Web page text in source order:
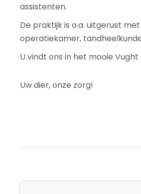
assistenten.
De praktijk is o.a. uitgerust
operatiekamer,
U vindt ons in het mooie
Uw dier, onze zorg!